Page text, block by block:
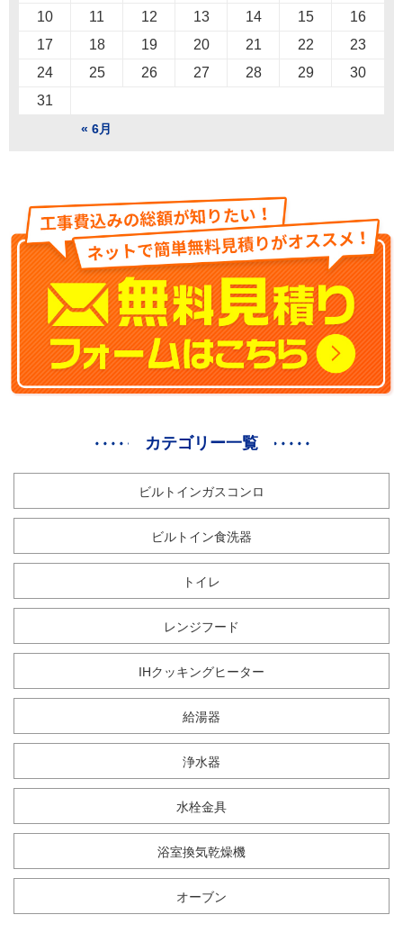
« 6月
10
11 12 13 14 15
16
17
18 19 20 21 22
23
24
25 26 27 28 29
30
31
カテゴリー一覧
ビルトインガスコンロ
ビルトイン食洗器
トイレ
レンジフード
IHクッキングヒーター
給湯器
浄水器
水栓金具
浴室換気乾燥機
オーブン